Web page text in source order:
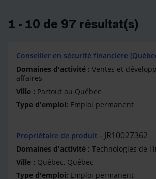
1 - 10 de 97 résultat(s)
Conseiller en sécurité financière
Ventes et
affaires
Partout au Québec
Emploi permanent
Propriétaire de produit JR10027362
Technologies de
Québec, Québec
Emploi permanent